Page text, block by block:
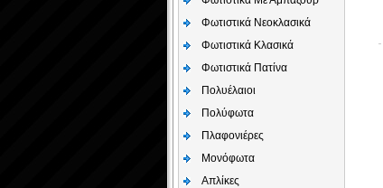
Φωτιστικά Νεοκλασικά
Φωτιστικά Κλασικά
Φωτιστικά Πατίνα
Πολυέλαιοι
Πολύφωτα
Πλαφονιέρες
Μονόφωτα
Απλίκες